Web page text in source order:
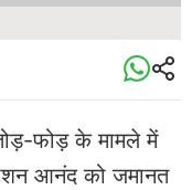
फोड़ के मामले में
आनंद को जमानत